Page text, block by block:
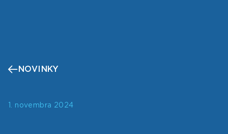
NOVINKY
1. novembra 2024